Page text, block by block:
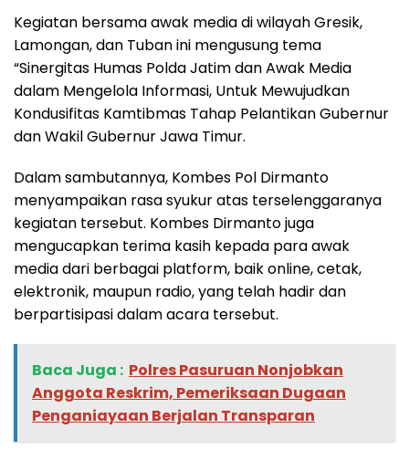
Kegiatan bersama awak media di wilayah Gresik,
Lamongan, dan Tuban ini mengusung tema
“Sinergitas Humas Polda Jatim dan Awak Media
dalam Mengelola Informasi, Untuk Mewujudkan
Kondusifitas Kamtibmas Tahap Pelantikan Gubernur
dan Wakil Gubernur Jawa Timur.
Dalam sambutannya, Kombes Pol Dirmanto
menyampaikan rasa syukur atas terselenggaranya
kegiatan tersebut. Kombes Dirmanto juga
mengucapkan terima kasih kepada para awak
media dari berbagai platform, baik online, cetak,
elektronik, maupun radio, yang telah hadir dan
berpartisipasi dalam acara tersebut.
Baca Juga : ‎Polres Pasuruan Nonjobkan
Anggota Reskrim, Pemeriksaan Dugaan
Penganiayaan Berjalan Transparan